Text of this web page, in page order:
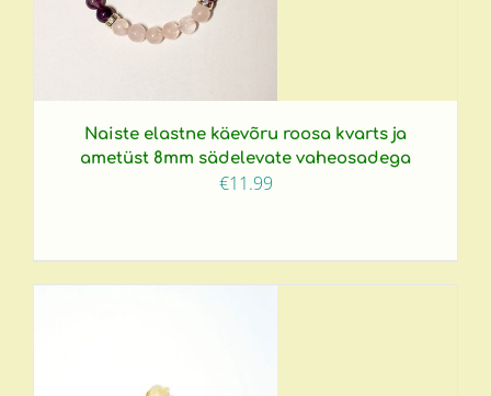
Naiste elastne käevõru roosa kvarts ja
ametüst 8mm sädelevate vaheosadega
€11.99